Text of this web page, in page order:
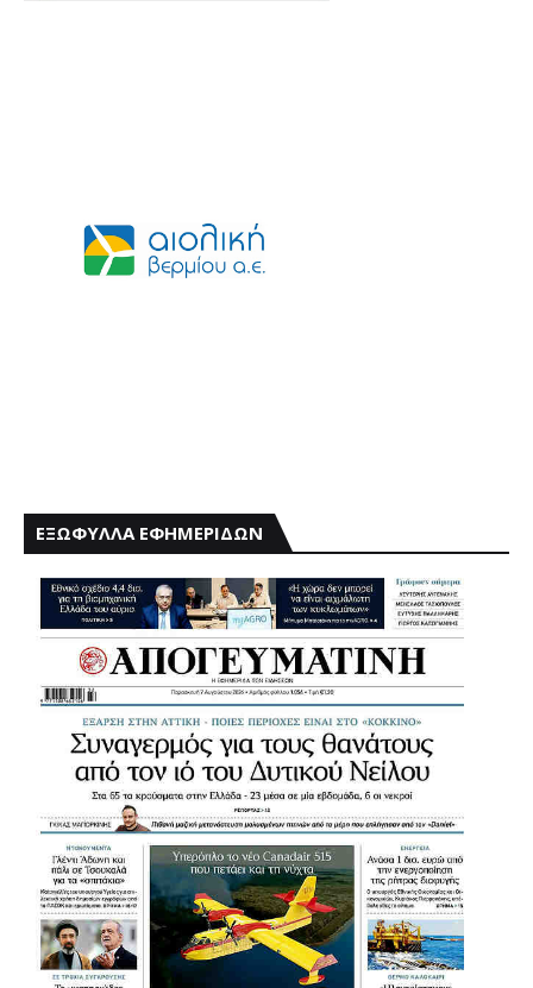
ΕΞΩΦΥΛΛΑ ΕΦΗΜΕΡΙΔΩΝ